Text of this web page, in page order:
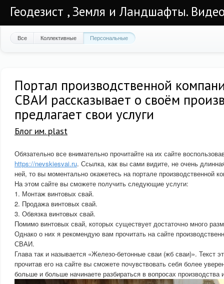
Геодезист , Земля и Ландшафты.
Все Коллективные Персональные
Портал производственной
СВАИ рассказывает о своём
предлагает свои услуги
Блог им. plast
Обязательно все внимательно прочитайте на их сайте
https://nevskiesvai.ru. Ссылка, как вы сами видите, не очень
ней, то вы моментально окажетесь на портале
На этом сайте вы сможете получить следующие услуги:
1. Монтаж винтовых свай.
2. Продажа винтовых свай.
3. Обвязка винтовых свай.
Помимо винтовых свай, которых существует достаточно много
Однако о них я рекомендую вам прочитать на сайте
СВАИ.
Глава так и называется «Железо-бетонные сваи (жб сваи)». Текст
прочитав его на сайте вы сможете почувствовать себя более
больше и больше начинаете разбираться в вопросах